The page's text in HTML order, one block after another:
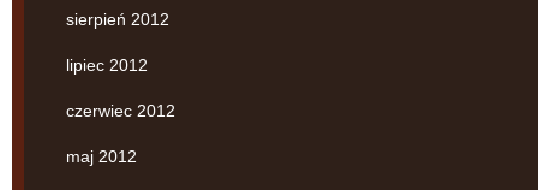
sierpień 2012
lipiec 2012
czerwiec 2012
maj 2012